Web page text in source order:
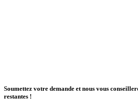
Soumettez votre demande et nous vous
restantes !